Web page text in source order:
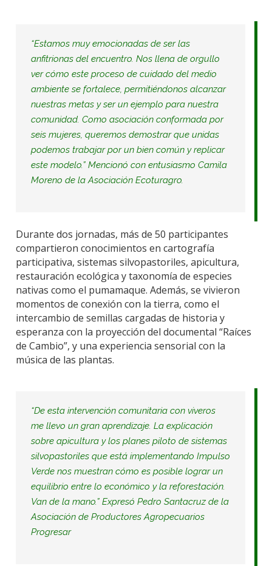
“Estamos muy emocionadas de ser las
anfitrionas del encuentro. Nos llena de orgullo
ver cómo este proceso de cuidado del medio
ambiente se fortalece, permitiéndonos alcanzar
nuestras metas y ser un ejemplo para nuestra
comunidad. Como asociación conformada por
seis mujeres, queremos demostrar que unidas
podemos trabajar por un bien común y replicar
este modelo.” Mencionó con entusiasmo Camila
Moreno de la Asociación Ecoturagro.
Durante dos jornadas, más de 50 participantes
compartieron conocimientos en cartografía
participativa, sistemas silvopastoriles, apicultura,
restauración ecológica y taxonomía de especies
nativas como el pumamaque. Además, se vivieron
momentos de conexión con la tierra, como el
intercambio de semillas cargadas de historia y
esperanza con la proyección del documental “Raíces
de Cambio”, y una experiencia sensorial con la
música de las plantas.
“De esta intervención comunitaria con viveros
me llevo un gran aprendizaje. La explicación
sobre apicultura y los planes piloto de sistemas
silvopastoriles que está implementando Impulso
Verde nos muestran cómo es posible lograr un
equilibrio entre lo económico y la reforestación.
Van de la mano.” Expresó Pedro Santacruz de la
Asociación de Productores Agropecuarios
Progresar